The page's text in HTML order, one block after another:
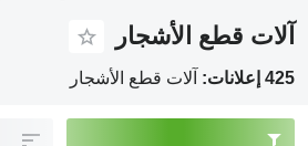
آلات قطع الأشجار
425 إعلانات: آلات قطع الأشجار